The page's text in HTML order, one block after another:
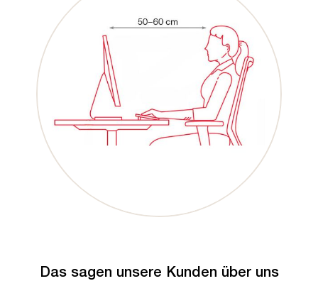
Das sagen unsere Kunden über uns